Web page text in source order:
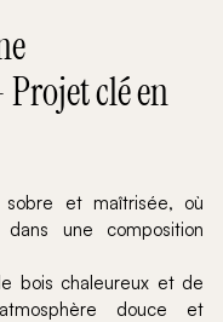
clé en
et maîtrisée, où
une composition
bois chaleureux et de
douce et